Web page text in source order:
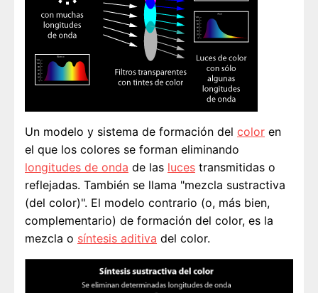
Un modelo y sistema de formación del color en
el que los colores se forman eliminando
longitudes de onda de las luces transmitidas o
reflejadas. También se llama "mezcla sustractiva
(del color)". El modelo contrario (o, más bien,
complementario) de formación del color, es la
mezcla o síntesis aditiva del color.